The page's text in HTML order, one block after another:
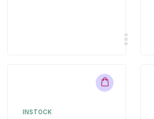
INSTOCK